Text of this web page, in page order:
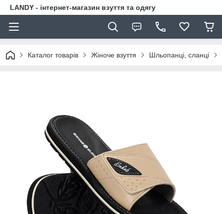
LANDY - інтернет-магазин взуття та одягу
Каталог товарів Жіноче взуття Шльопанці, сланці